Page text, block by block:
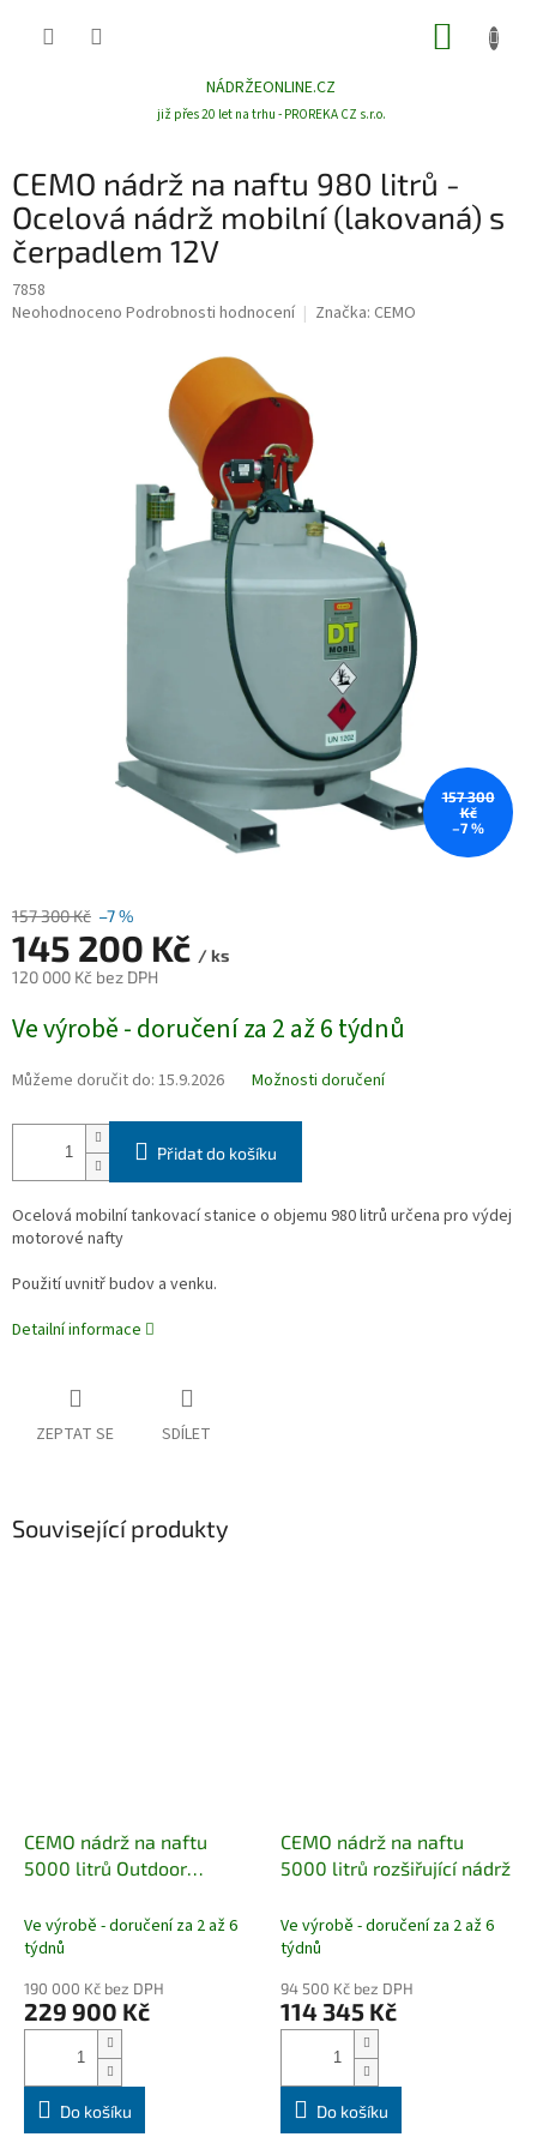
NÁDRŽEONLINE.CZ
již přes 20 let na trhu - PROREKA CZ s.r.o.
CEMO nádrž na naftu 980 litrů -
Ocelová nádrž mobilní (lakovaná) s
čerpadlem 12V
7858
Průměrné
Neohodnoceno Podrobnosti hodnocení Značka: CEMO
157 300
Kč
–7 %
157 300 Kč –7 %
145 200 Kč / ks
120 000 Kč bez DPH
cena:
Ve výrobě - doručení za 2 až 6 týdnů
Můžeme doručit do: 15.9.2026 Možnosti doručení
Přidat do košíku
Ocelová mobilní tankovací stanice o objemu 980 litrů určena pro výdej
motorové nafty
Použití uvnitř budov a venku.
Detailní informace
ZEPTAT SE SDÍLET
Související produkty
CEMO nádrž na naftu
5000 litrů Outdoor
Ve výrobě - doručení za 2 až 6
týdnů
190 000 Kč bez DPH
229 900 Kč
Do košíku
CEMO nádrž na naftu
5000 litrů rozšiřující nádrž
Ve výrobě - doručení za 2 až 6
týdnů
94 500 Kč bez DPH
114 345 Kč
Do košíku